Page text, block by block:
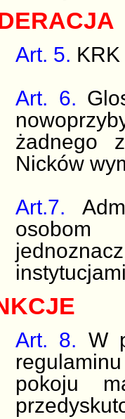
Art. 5.
Art. 6.
żadnego
Nicków
Art.7.
Art. 8. W
pokoju